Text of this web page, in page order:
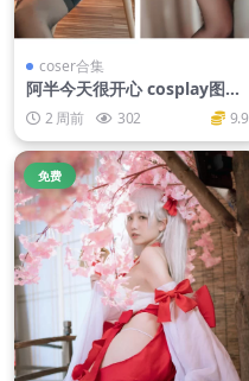
coser合集
阿半今天很开心 cosplay图片
作品合集
2 周前 302 9.9
免费